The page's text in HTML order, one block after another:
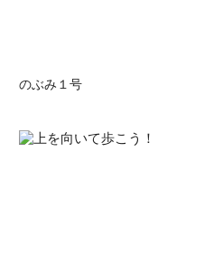
のぶみ１号